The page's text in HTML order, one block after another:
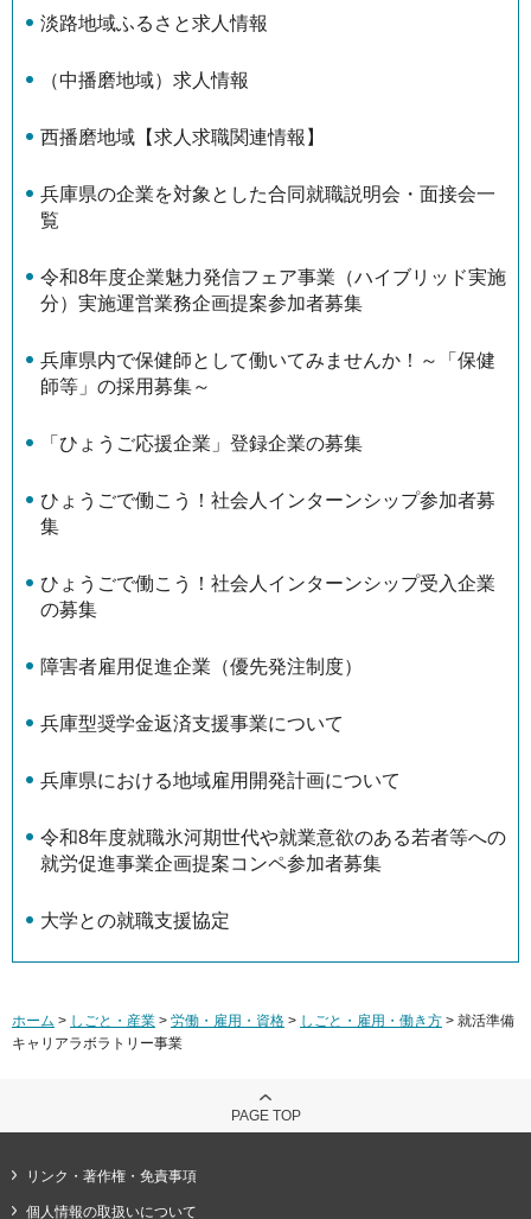
淡路地域ふるさと求人情報
（中播磨地域）求人情報
西播磨地域【求人求職関連情報】
兵庫県の企業を対象とした合同就職説明会・面接会一
覧
令和8年度企業魅力発信フェア事業（ハイブリッド実施
分）実施運営業務企画提案参加者募集
兵庫県内で保健師として働いてみませんか！～「保健
師等」の採用募集～
「ひょうご応援企業」登録企業の募集
ひょうごで働こう！社会人インターンシップ参加者募
集
ひょうごで働こう！社会人インターンシップ受入企業
の募集
障害者雇用促進企業（優先発注制度）
兵庫型奨学金返済支援事業について
兵庫県における地域雇用開発計画について
令和8年度就職氷河期世代や就業意欲のある若者等への
就労促進事業企画提案コンペ参加者募集
大学との就職支援協定
ホーム > しごと・産業 > 労働・雇用・資格 > しごと・雇用・働き方 > 就活準備
キャリアラボラトリー事業
PAGE TOP
リンク・著作権・免責事項
個人情報の取扱いについて